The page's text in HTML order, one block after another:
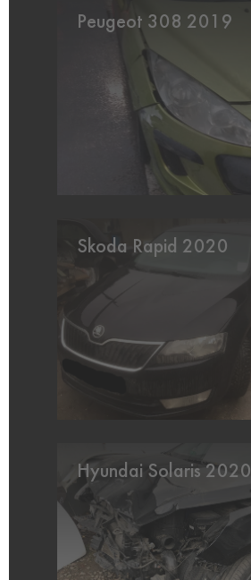
Peugeot 308 2019
Skoda Rapid 2020
Hyundai Solaris 2020